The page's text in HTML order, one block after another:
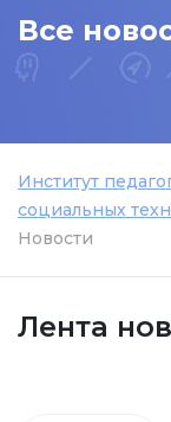
Все
Институт
социальных
Новости
Лента